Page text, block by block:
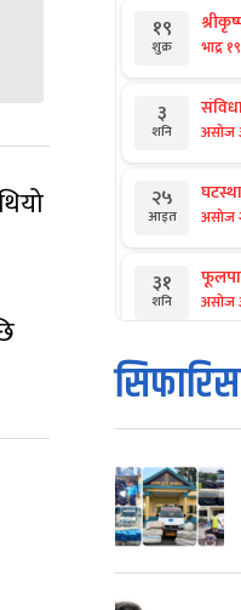
१९
शुक्र भाद्र
३
शनि असोज
२५
आइत असोज
३१
शनि असोज
१
आइत
मंगल
४
सिफारिस